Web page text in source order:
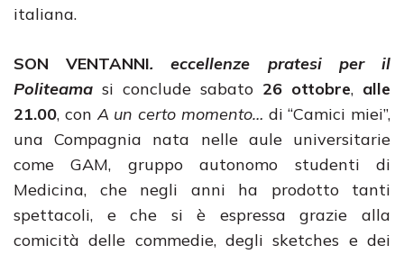
italiana.
SON VENTANNI. eccellenze pratesi per il
Politeama si conclude sabato 26 ottobre, alle
21.00, conA un certo momento… di “Camici miei”,
una Compagnia nata nelle aule universitarie
come GAM, gruppo autonomo studenti di
Medicina, che negli anni ha prodotto tanti
spettacoli, e che si è espressa grazie alla
comicità delle commedie, degli sketches e dei